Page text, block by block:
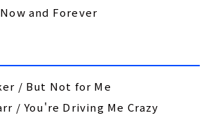
and Forever
/ But Not for Me
/ You're Driving Me Crazy